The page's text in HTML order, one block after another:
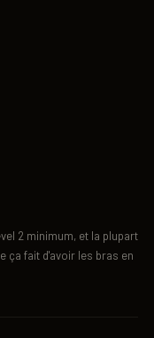
2 minimum, et la plupart
ça fait d'avoir les bras en